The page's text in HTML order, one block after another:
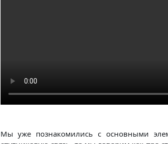
Мы уже познакомились с основными